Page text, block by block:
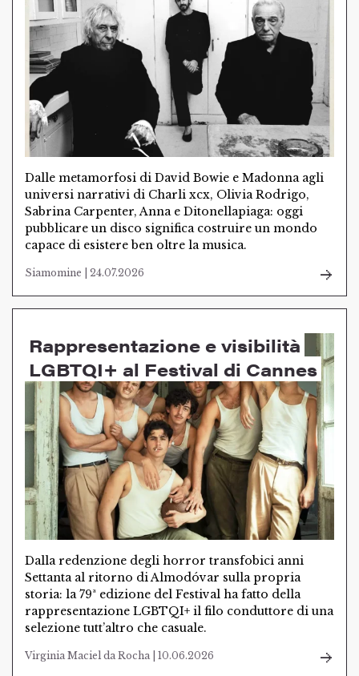
Dalle metamorfosi di David Bowie e Madonna agli
universi narrativi di Charli xcx, Olivia Rodrigo,
Sabrina Carpenter, Anna e Ditonellapiaga: oggi
pubblicare un disco significa costruire un mondo
capace di esistere ben oltre la musica.
Siamomine | 24.07.2026
Rappresentazione e visibilità
LGBTQI+ al Festival di Cannes
Dalla redenzione degli horror transfobici anni
Settanta al ritorno di Almodóvar sulla propria
storia: la 79ª edizione del Festival ha fatto della
rappresentazione LGBTQI+ il filo conduttore di una
selezione tutt’altro che casuale.
Virginia Maciel da Rocha | 10.06.2026